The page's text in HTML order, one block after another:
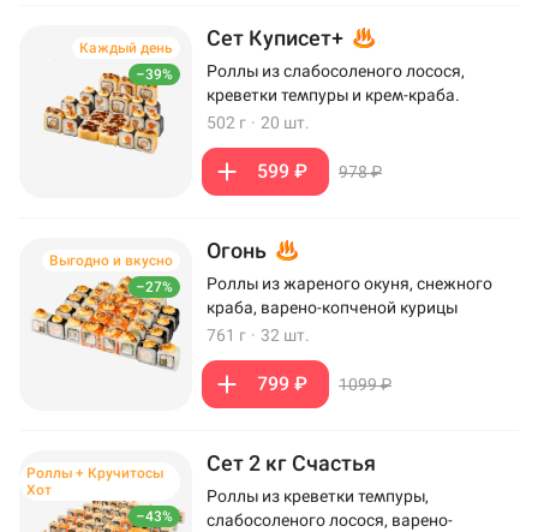
–39%
Каждый день Сет Куписет+
Роллы из слабосоленого лосося,
креветки темпуры и крем-краба.
502 г · 20 шт.
599 ₽ 978 ₽
–27%
Выгодно и вкусно Огонь
Роллы из жареного окуня, снежного
краба, варено-копченой курицы
761 г · 32 шт.
799 ₽ 1099 ₽
–43%
Роллы + Кручитосы
Хот
Сет 2 кг Счастья
Роллы из креветки темпуры,
слабосоленого лосося, варено-